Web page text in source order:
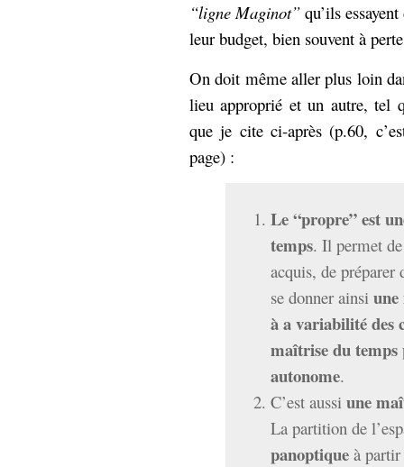
“ligne Maginot” qu’ils
leur budget, bien souvent à
On doit même aller plus loin
lieu approprié et un autre, tel
que je cite ci-après (p.60,
page) :
Le “propre” est
temps. Il permet
acquis, de préparer
se donner ainsi
à a variabilité des
maîtrise du temps
autonome.
C’est aussi une
La partition de
panoptique à partir